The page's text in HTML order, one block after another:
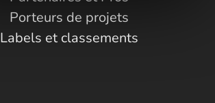
Porteurs de projets
Labels et classements